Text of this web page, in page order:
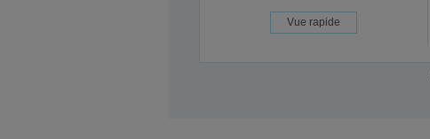
Vue rapide